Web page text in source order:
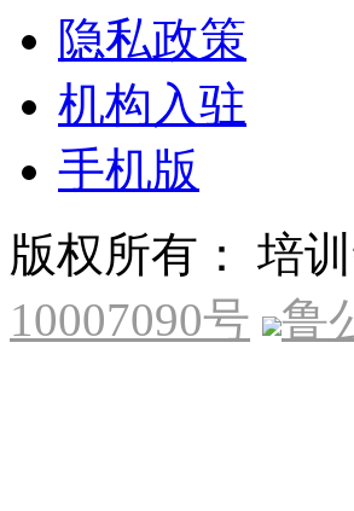
隐私政策
机构入驻
手机版
版权所有： 培
10007090号
鲁